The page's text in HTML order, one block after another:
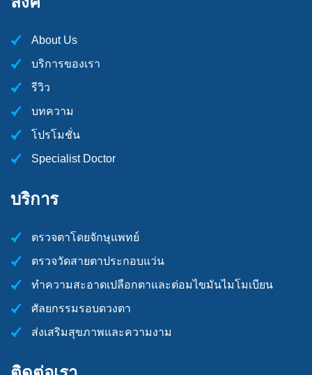
About Us
บริการของเรา
รีวิว
บทความ
โปรโมชั่น
Specialist Doctor
บริการ
ตรวจตาโดยจักษุแพทย์
ตรวจวัดสายตาประกอบแว่น
ทำความสะอาดเปลือกตาและต่อมไขมันไมโมเบียน
ศัลยกรรมรอบดวงตา
ส่งเสริมสุขภาพและความงาม